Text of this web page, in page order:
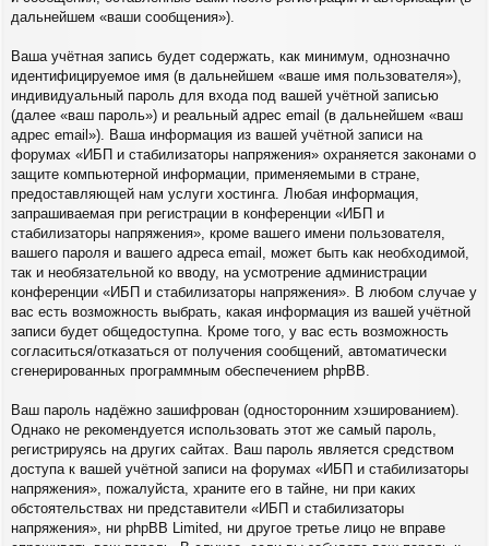
дальнейшем «ваши сообщения»).
Ваша учётная запись будет содержать, как минимум, однозначно
идентифицируемое имя (в дальнейшем «ваше имя пользователя»),
индивидуальный пароль для входа под вашей учётной записью
(далее «ваш пароль») и реальный адрес email (в дальнейшем «ваш
адрес email»). Ваша информация из вашей учётной записи на
форумах «ИБП и стабилизаторы напряжения» охраняется законами о
защите компьютерной информации, применяемыми в стране,
предоставляющей нам услуги хостинга. Любая информация,
запрашиваемая при регистрации в конференции «ИБП и
стабилизаторы напряжения», кроме вашего имени пользователя,
вашего пароля и вашего адреса email, может быть как необходимой,
так и необязательной ко вводу, на усмотрение администрации
конференции «ИБП и стабилизаторы напряжения». В любом случае у
вас есть возможность выбрать, какая информация из вашей учётной
записи будет общедоступна. Кроме того, у вас есть возможность
согласиться/отказаться от получения сообщений, автоматически
сгенерированных программным обеспечением phpBB.
Ваш пароль надёжно зашифрован (односторонним хэшированием).
Однако не рекомендуется использовать этот же самый пароль,
регистрируясь на других сайтах. Ваш пароль является средством
доступа к вашей учётной записи на форумах «ИБП и стабилизаторы
напряжения», пожалуйста, храните его в тайне, ни при каких
обстоятельствах ни представители «ИБП и стабилизаторы
напряжения», ни phpBB Limited, ни другое третье лицо не вправе